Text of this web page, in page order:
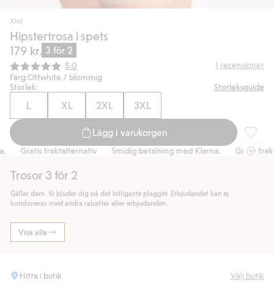
Xlnt
Hipstertrosa i spets
179 kr. 3 för 2
Snittbetyg:
5.0 1 recensioner
Färg:Offwhite / blommig
Storlek:
Storleksguide
L XL 2XL 3XL
Lägg i varukorgen
Gratis fraktalternativ Smidig betalning med Klarna. Gratis
Trosor 3 för 2
Gäller dam. Vi bjuder dig på det billigaste plagget. Erbjudandet kan ej
kombineras med andra rabatter eller erbjudanden.
Visa alla
Hitta i butik Välj butik